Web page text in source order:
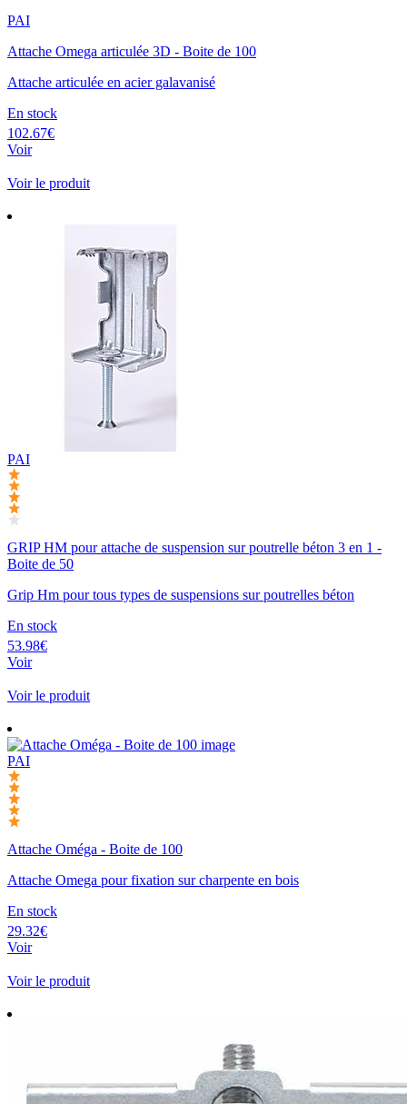
PAI
Attache Omega articulée 3D - Boite de 100
Attache articulée en acier galavanisé
En stock
102.67€
Voir
Voir le produit
PAI
GRIP HM pour attache de suspension sur poutrelle béton 3 en 1 -
Boite de 50
Grip Hm pour tous types de suspensions sur poutrelles béton
En stock
53.98€
Voir
Voir le produit
PAI
Attache Oméga - Boite de 100
Attache Omega pour fixation sur charpente en bois
En stock
29.32€
Voir
Voir le produit